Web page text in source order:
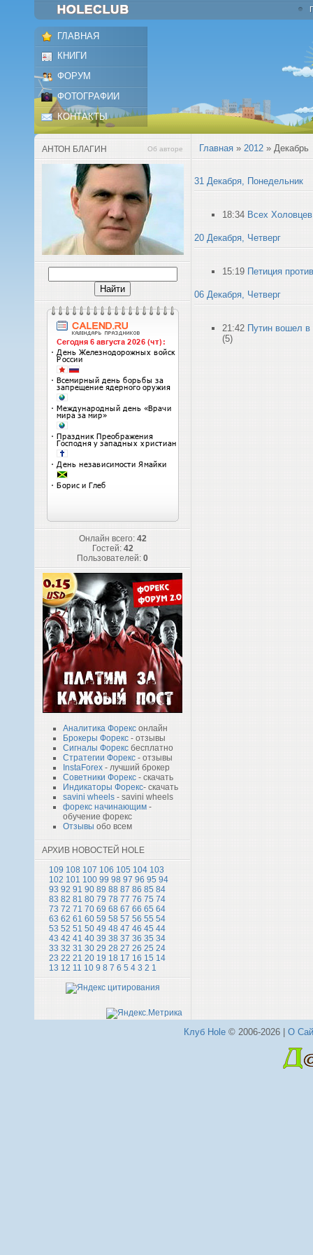
ГЛАВНАЯ
КНИГИ
ФОРУМ
ФОТОГРАФИИ
КОНТАКТЫ
АНТОН БЛАГИН Об авторе
Онлайн всего: 42
Гостей: 42
Пользователей: 0
Аналитика Форекс онлайн
Брокеры Форекс - отзывы
Сигналы Форекс бесплатно
Стратегии Форекс - отзывы
InstaForex - лучший брокер
Советники Форекс - скачать
Индикаторы Форекс- скачать
savini wheels - savini wheels
форекс начинающим -
обучение форекс
Отзывы обо всем
АРХИВ НОВОСТЕЙ HOLE
109 108 107 106 105 104 103
102 101 100 99 98 97 96 95 94
93 92 91 90 89 88 87 86 85 84
83 82 81 80 79 78 77 76 75 74
73 72 71 70 69 68 67 66 65 64
63 62 61 60 59 58 57 56 55 54
53 52 51 50 49 48 47 46 45 44
43 42 41 40 39 38 37 36 35 34
33 32 31 30 29 28 27 26 25 24
23 22 21 20 19 18 17 16 15 14
13 12 11 10 9 8 7 6 5 4 3 2 1
Главная » 2012 » Декабрь
31 Декабря, Понедельник
18:34 Всех
20 Декабря, Четверг
15:19 Петиция
06 Декабря, Четверг
21:42 Путин вошел
(5)
Клуб Hole© 2006-2026 | О